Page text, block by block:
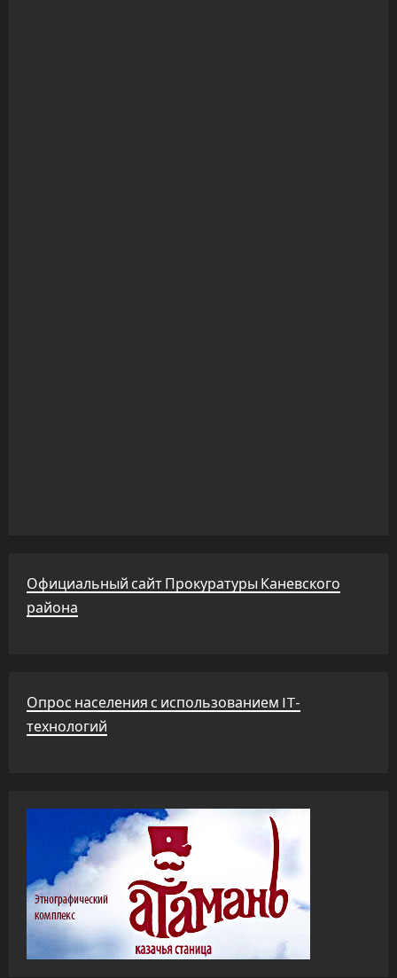
Официальный сайт Прокуратуры Каневского
района
Опрос населения с использованием IT-
технологий